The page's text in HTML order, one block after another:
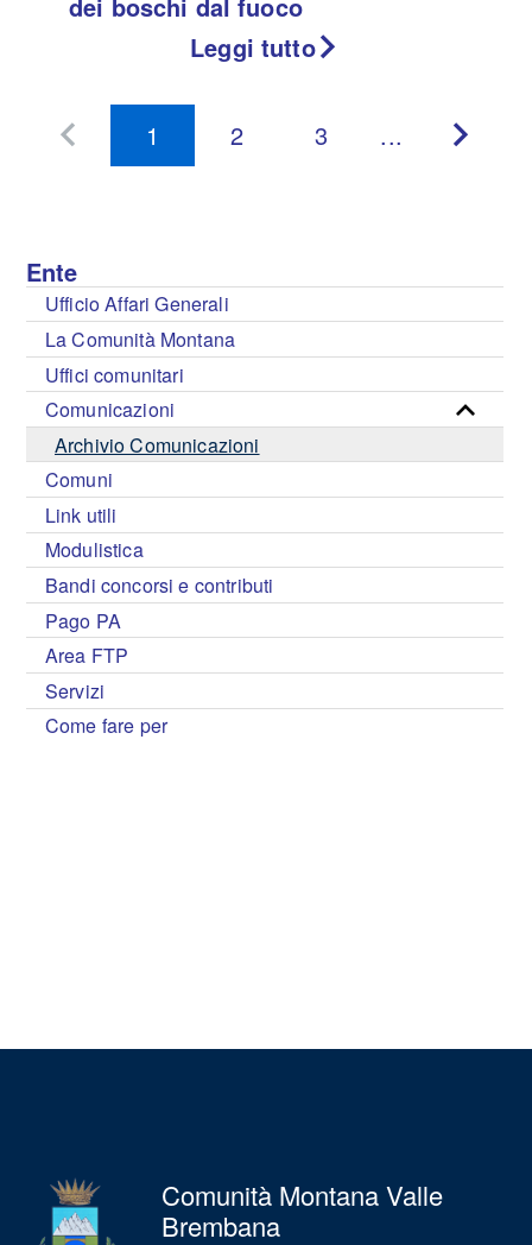
Leggi tutto
1 2 3 ...
Ente
Ufficio Affari Generali
La Comunità Montana
Uffici comunitari
Comunicazioni
Archivio Comunicazioni
Comuni
Link utili
Modulistica
Bandi concorsi e contributi
Pago PA
Area FTP
Servizi
Come fare per
Comunità Montana Valle
Brembana